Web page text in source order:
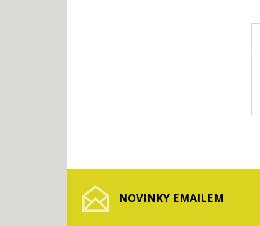
NOVINKY EMAILEM